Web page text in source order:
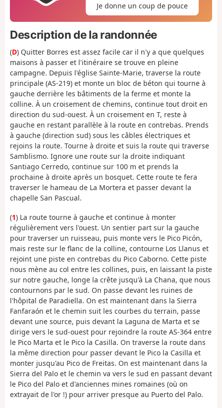
Je donne un coup de pouce
Description de la randonnée
(D) Quitter Borres est assez facile car il n'y a que quelques
maisons à passer et l'itinéraire se trouve en pleine
campagne. Depuis l'église Sainte-Marie, traverse la route
principale (AS-219) et monte un bloc de béton qui tourne à
gauche derrière les bâtiments de la ferme et monte la
colline. À un croisement de chemins, continue tout droit en
direction du sud-ouest. À un croisement en T, reste à
gauche en restant parallèle à la route en contrebas. Prends
à gauche (direction sud) sous les câbles électriques et
rejoins la route. Tourne à droite et suis la route qui traverse
Samblismo. Ignore une route sur la droite indiquant
Santiago Cerredo, continue sur 100 m et prends la
prochaine à droite après un bosquet. Cette route te fera
traverser le hameau de La Mortera et passer devant la
chapelle San Pascual.
(1) La route tourne à gauche et continue à monter
régulièrement vers l'ouest. Un sentier part sur la gauche
pour traverser un ruisseau, puis monte vers le Pico Picón,
mais reste sur le flanc de la colline, contourne Los Llanus et
rejoint une piste en contrebas du Pico Caborno. Cette piste
nous mène au col entre les collines, puis, en laissant la piste
sur notre gauche, longe la crête jusqu'à La Chana, que nous
contournons par le sud. On passe devant les ruines de
l'hôpital de Paradiella. On est maintenant dans la Sierra
Fanfaraón et le chemin suit les courbes du terrain, passe
devant une source, puis devant la Laguna de Marta et se
dirige vers le sud-ouest pour rejoindre la route AS-364 entre
le Pico Marta et le Pico la Casilla. On traverse la route dans
la même direction pour passer devant le Pico la Casilla et
monter jusqu'au Pico de Freitas. On est maintenant dans la
Sierra del Palo et le chemin va vers le sud en passant devant
le Pico del Palo et d'anciennes mines romaines (où on
extrayait de l'or !) pour arriver presque au Puerto del Palo.